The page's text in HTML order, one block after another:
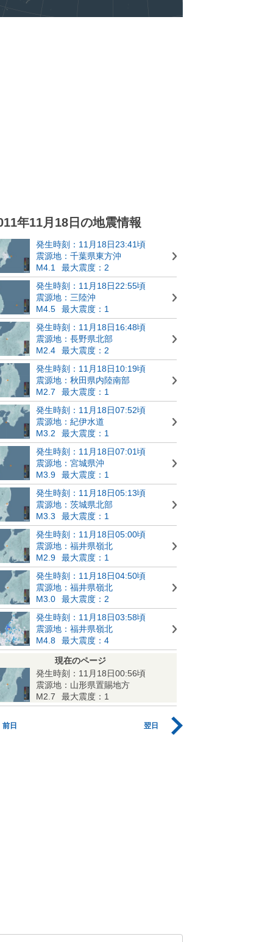
年11月18日の地震情報
発生時刻：11月18日23:41頃
震源地：千葉県東方沖
M4.1
最大震度：2
発生時刻：11月18日22:55頃
震源地：三陸沖
M4.5
最大震度：1
発生時刻：11月18日16:48頃
震源地：長野県北部
M2.4
最大震度：2
発生時刻：11月18日10:19頃
震源地：秋田県内陸南部
M2.7
最大震度：1
発生時刻：11月18日07:52頃
震源地：紀伊水道
M3.2
最大震度：1
発生時刻：11月18日07:01頃
震源地：宮城県沖
M3.9
最大震度：1
発生時刻：11月18日05:13頃
震源地：茨城県北部
M3.3
最大震度：1
発生時刻：11月18日05:00頃
震源地：福井県嶺北
M2.9
最大震度：1
発生時刻：11月18日04:50頃
震源地：福井県嶺北
M3.0
最大震度：2
発生時刻：11月18日03:58頃
震源地：福井県嶺北
M4.8
最大震度：4
現在のページ
発生時刻：11月18日00:56頃
震源地：山形県置賜地方
M2.7
最大震度：1
前日 翌日